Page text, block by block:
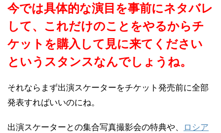
今では具体的な演目を事前にネタバレ
して、これだけのことをやるからチ
ケットを購入して見に来てください
というスタンスなんでしょうね。
それならまず出演スケーターをチケット発売前に全部
発表すればいいのにね。
出演スケーターとの集合写真撮影会の特典や、
ロシア